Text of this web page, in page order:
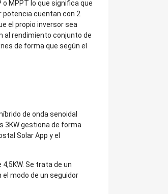
MPPT lo que significa que
potencia cuentan con 2
el propio inversor sea
al rendimiento conjunto de
de forma que según el
de onda senoidal
3KW gestiona de forma
Solar App y el
Se trata de un
el modo de un seguidor